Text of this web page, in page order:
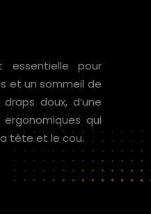
essentielle pour
et un sommeil de
doux, d’une
qui
tête et le cou.